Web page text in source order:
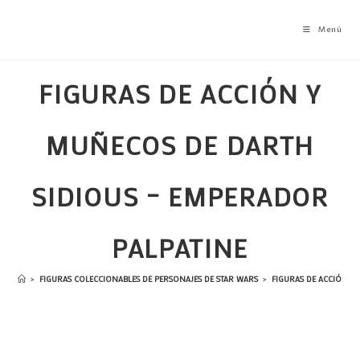
Menú
FIGURAS DE ACCIÓN Y
MUÑECOS DE DARTH
SIDIOUS – EMPERADOR
PALPATINE
> FIGURAS COLECCIONABLES DE PERSONAJES DE STAR WARS > FIGURAS DE ACCIÓN Y